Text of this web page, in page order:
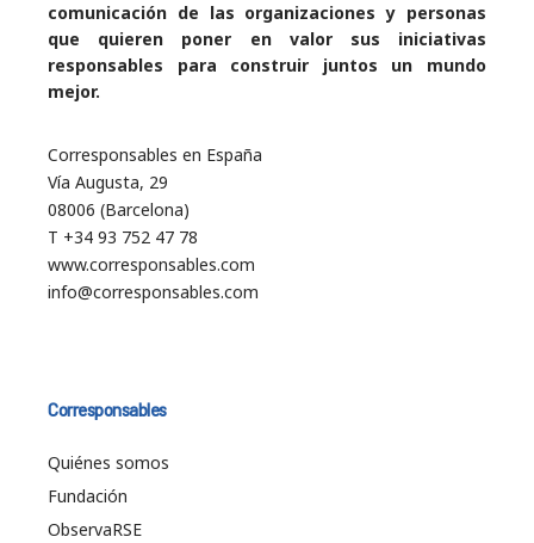
comunicación de las organizaciones y personas
que quieren poner en valor sus iniciativas
responsables para construir juntos un mundo
mejor.
Corresponsables en España
Vía Augusta, 29
08006 (Barcelona)
T +34 93 752 47 78
www.corresponsables.com
info@corresponsables.com
Corresponsables
Quiénes somos
Fundación
ObservaRSE